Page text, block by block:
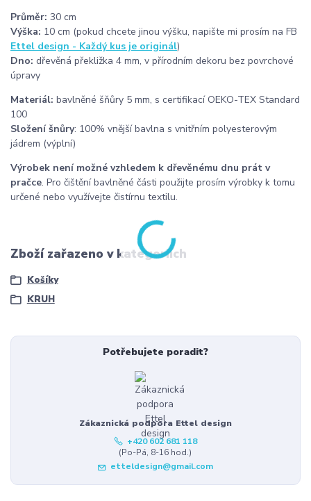
Průměr: 30 cm
Výška: 10 cm (pokud chcete jinou výšku, napište mi prosím na FB
Ettel design - Každý kus je originál)
Dno: dřevěná překližka 4 mm, v přírodním dekoru bez povrchové
úpravy
Materiál: bavlněné šňůry 5 mm, s certifikací OEKO-TEX Standard
100
Složení šnůry: 100% vnější bavlna s vnitřním polyesterovým
jádrem (výplní)
Výrobek není možné vzhledem k dřevěnému dnu prát v
pračce. Pro čištění bavlněné části použijte prosím výrobky k tomu
určené nebo využívejte čistírnu textilu.
Zboží zařazeno v kategoriích
Košíky
KRUH
Potřebujete poradit?
Zákaznická podpora Ettel design
+420 602 681 118
(Po-Pá, 8-16 hod.)
etteldesign@gmail.com